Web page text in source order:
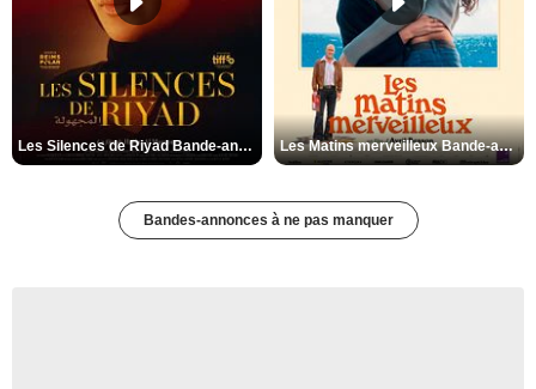
Les Silences de Riyad Bande-annonce VO STFR Les Matins merveilleux Bande-annonce VF
Bandes-annonces à ne pas manquer